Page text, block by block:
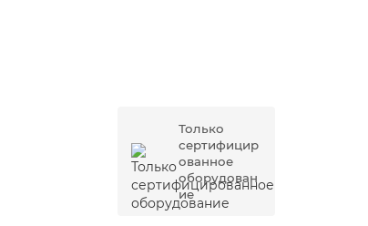
Только
сертифицир
ованное
оборудован
ие